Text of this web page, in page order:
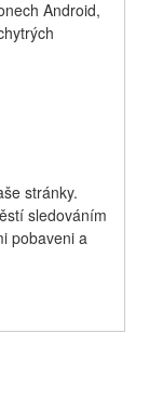
Android,
stránky.
sledováním
pobaveni a